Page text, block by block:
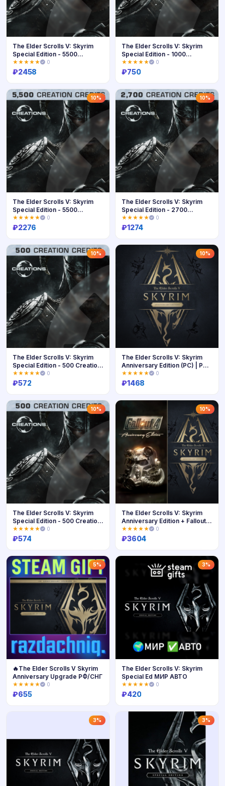
Купить
The Elder Scrolls V: Skyrim
Special Edition - 5500
Creation Credits | XBOX | На
любой
★★★★★ 0
₽2458
Купить
The Elder Scrolls V: Skyrim
Special Edition - 1000
Creation Credits (PC) | PC | На
лю
★★★★★ 0
₽750
10%
Купить
The Elder Scrolls V: Skyrim
Special Edition - 5500
Creation Credits (PC) | PC | На
лю
★★★★★ 0
₽2276
10%
Купить
The Elder Scrolls V: Skyrim
Special Edition - 2700
Creation Credits | XBOX | На
любой
★★★★★ 0
₽1274
10%
Купить
The Elder Scrolls V: Skyrim
Special Edition - 500 Creation
Credits (PC) | PC | На люб
★★★★★ 0
₽572
10%
The Elder Scrolls V: Skyrim
Anniversary Edition (PC) | PC |
На любой аккаунт
★★★★★ 0
₽1468
10%
Купить
The Elder Scrolls V: Skyrim
Special Edition - 500 Creation
Credits | XBOX | На любой
★★★★★ 0
₽574
10%
Купить
The Elder Scrolls V: Skyrim
Anniversary Edition + Fallout
4: Anniversary Edition Bund
★★★★★ 0
₽3604
5%
🔥The Elder Scrolls V Skyrim
Anniversary Upgrade РФ/СНГ
★★★★★ 0
₽655
3%
Купить
The Elder Scrolls V: Skyrim
Special Ed МИР АВТО
★★★★★ 0
₽420
3% 3%